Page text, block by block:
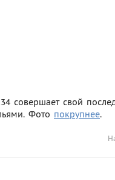
совершает свой
Фото покрупнее.